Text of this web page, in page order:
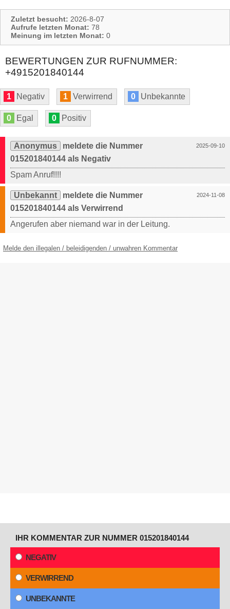
Zuletzt besucht: 2026-8-07
Aufrufe letzten Monat: 78
Meinung im letzten Monat: 0
BEWERTUNGEN ZUR RUFNUMMER:
+4915201840144
1 Negativ 1 Verwirrend 0 Unbekannte
0 Egal 0 Positiv
2025-09-10
Anonymus
meldete die Nummer
015201840144 als Negativ
Spam Anruf!!!!
2024-11-08
Unbekannt
meldete die Nummer
015201840144 als Verwirrend
Angerufen aber niemand war in der Leitung.
Melde den illegalen / beleidigenden / unwahren Kommentar
IHR KOMMENTAR ZUR NUMMER 015201840144
NEGATIV
VERWIRREND
UNBEKANNTE